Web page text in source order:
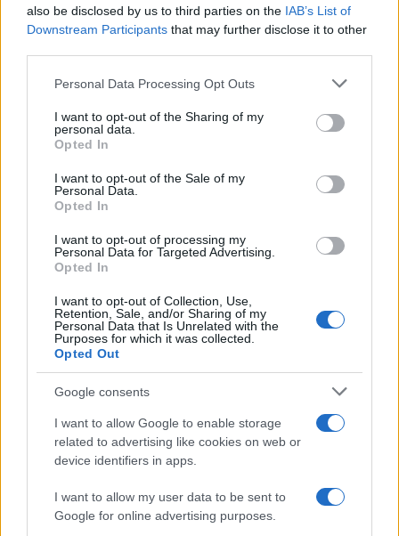
also be disclosed by us to third parties on the IAB’s List of
Downstream Participants that may further disclose it to other
Please note that this website/app uses one or more Google
not limited to your visit or usage behaviour. You may click to
grant or deny consent to Google and its third-party tags to
use your data for below specified purposes in below Google
consent section.
Personal Data Processing Opt Outs
I want to opt-out of the Sharing of my
personal data.
Opted In
I want to opt-out of the Sale of my
Personal Data.
Opted In
I want to opt-out of processing my
Personal Data for Targeted Advertising.
Opted In
I want to opt-out of Collection, Use,
Retention, Sale, and/or Sharing of my
Personal Data that Is Unrelated with the
Purposes for which it was collected.
Opted Out
Google consents
I want to allow Google to enable storage
related to advertising like cookies on web or
device identifiers in apps.
I want to allow my user data to be sent to
Google for online advertising purposes.
tracker giusto
FITNESS
Allenamento in spiaggia: sequenze a corpo libero
Cristian Castiglioni · 8 Ago 2026